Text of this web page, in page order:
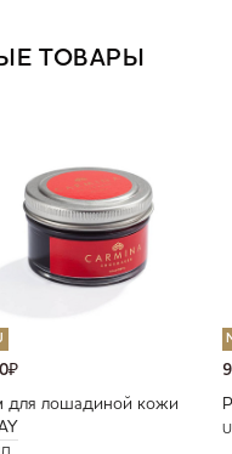
ТОВАРЫ
₽
для лошадиной кожи